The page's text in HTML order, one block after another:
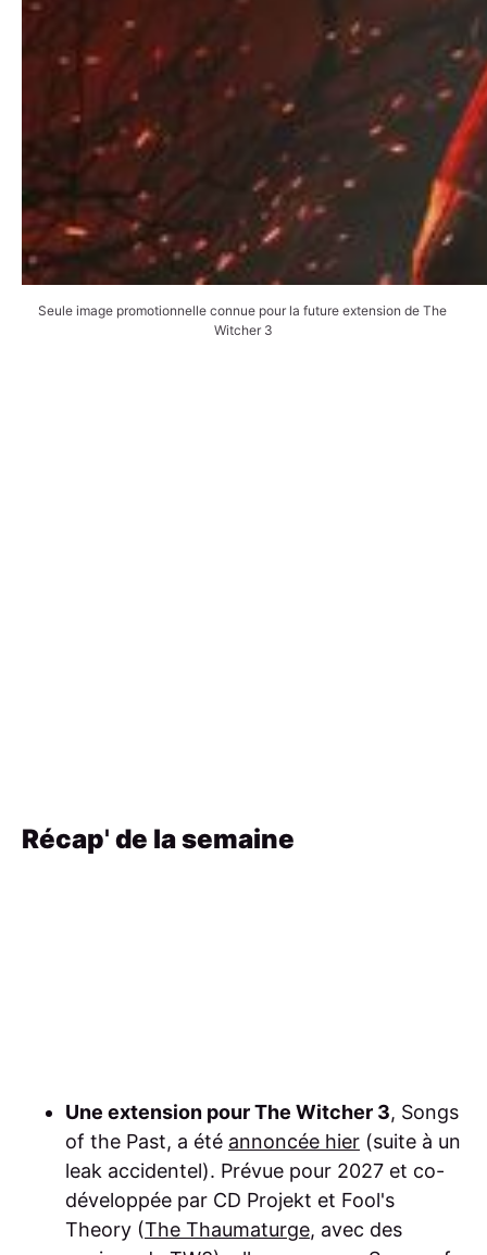
Seule image promotionnelle connue pour la future extension de The
Witcher 3
Récap' de la semaine
Une extension pour The Witcher 3, Songs
of the Past, a été annoncée hier (suite à un
leak accidentel). Prévue pour 2027 et co-
développée par CD Projekt et Fool's
Theory (The Thaumaturge, avec des